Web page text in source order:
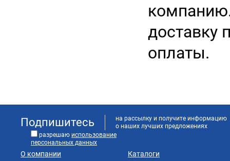
доставку
оплаты.
Подпишитесь
на рассылку и получите информацию
о наших лучших предложениях
разрешаю использование
персональных данных
О компании
Каталоги